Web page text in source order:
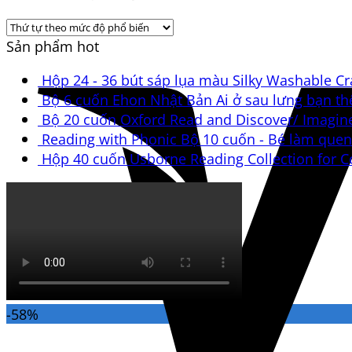
Sản phẩm hot
Hộp 24 - 36 bút sáp lụa màu Silky Washable
Bộ 6 cuốn Ehon Nhật Bản Ai ở sau lưng bạn
Bộ 20 cuốn Oxford Read and Discover/
Reading with Phonic Bộ 10 cuốn - Bé làm
Hộp 40 cuốn Usborne Reading Collection for
-58%